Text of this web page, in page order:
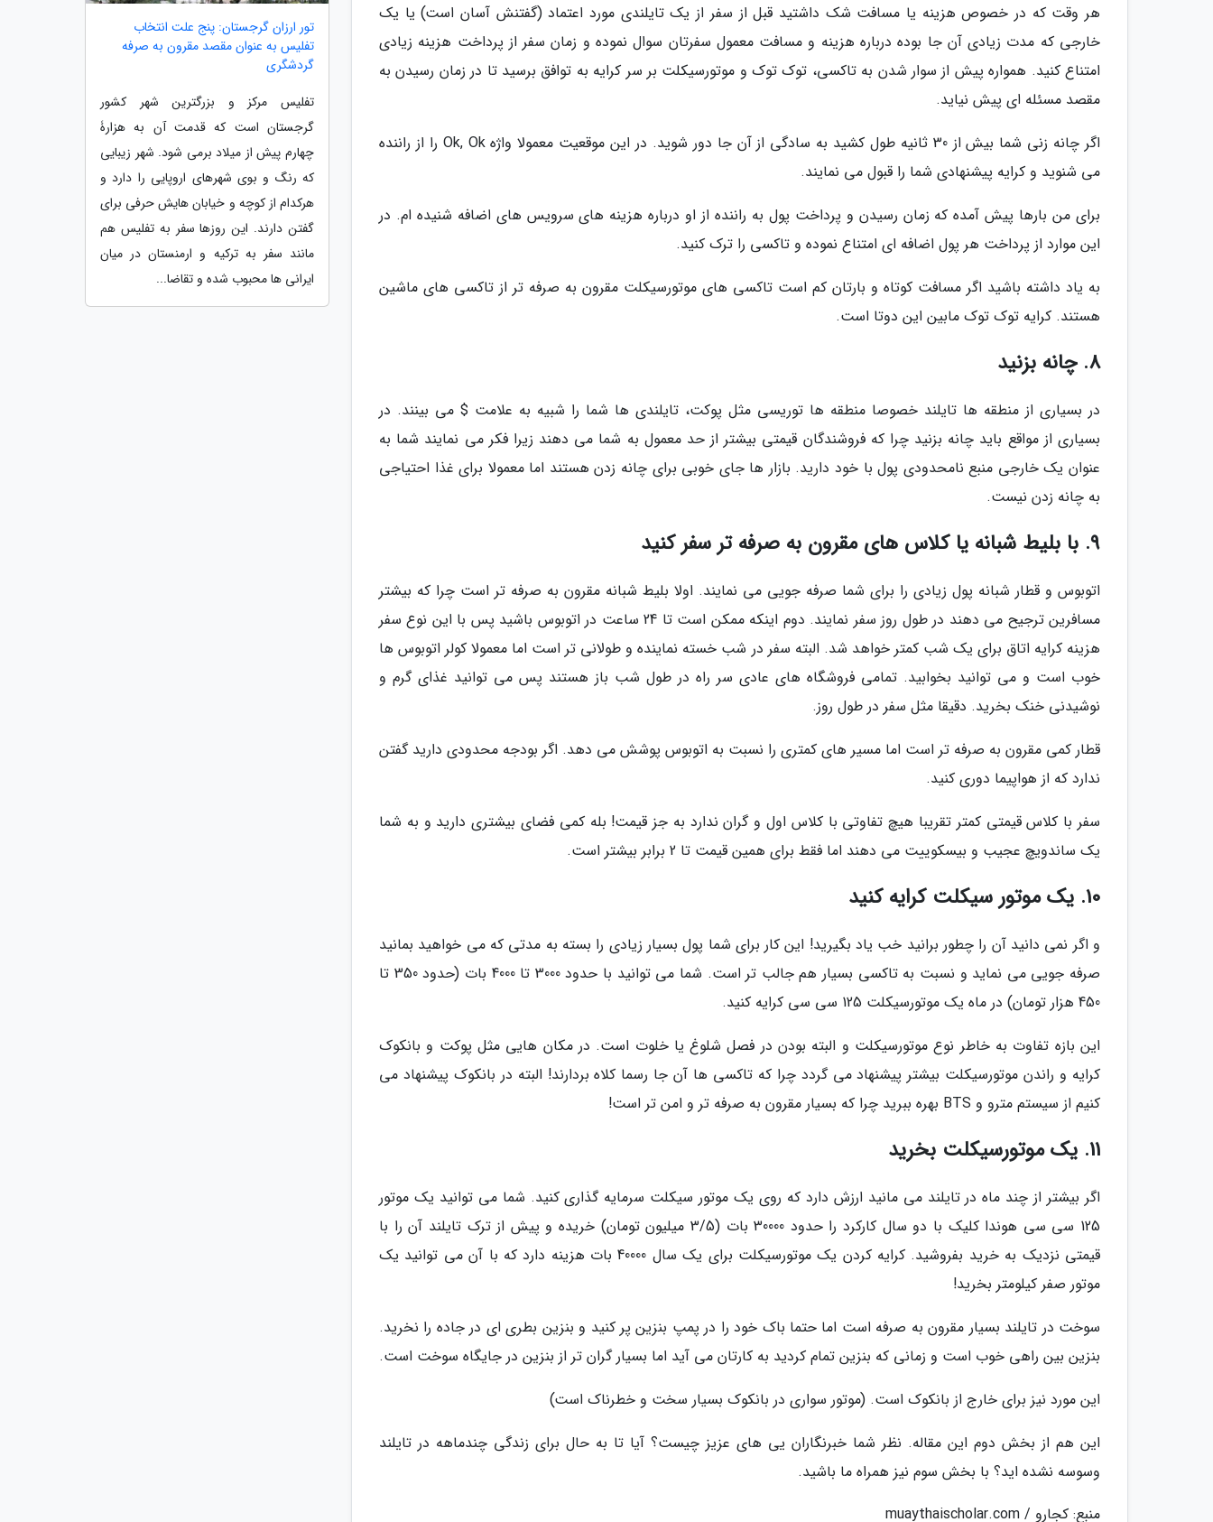
هر وقت که در خصوص هزینه یا مسافت شک داشتید قبل از سفر از یک تایلندی مورد اعتماد (گفتنش آسان است) یا یک
خارجی که مدت زیادی آن جا بوده درباره هزینه و مسافت معمول سفرتان سوال نموده و زمان سفر از پرداخت هزینه زیادی
امتناع کنید. همواره پیش از سوار شدن به تاکسی، توک توک و موتورسیکلت بر سر کرایه به توافق برسید تا در زمان رسیدن به
مقصد مسئله ای پیش نیاید.
اگر چانه زنی شما بیش از 30 ثانیه طول کشید به سادگی از آن جا دور شوید. در این موقعیت معمولا واژه Ok, Ok را از راننده
می شنوید و کرایه پیشنهادی شما را قبول می نمایند.
برای من بارها پیش آمده که زمان رسیدن و پرداخت پول به راننده از او درباره هزینه های سرویس های اضافه شنیده ام. در
این موارد از پرداخت هر پول اضافه ای امتناع نموده و تاکسی را ترک کنید.
به یاد داشته باشید اگر مسافت کوتاه و بارتان کم است تاکسی های موتورسیکلت مقرون به صرفه تر از تاکسی های ماشین
هستند. کرایه توک توک مابین این دوتا است.
8. چانه بزنید
در بسیاری از منطقه ها تایلند خصوصا منطقه ها توریسی مثل پوکت، تایلندی ها شما را شبیه به علامت $ می بینند. در
بسیاری از مواقع باید چانه بزنید چرا که فروشندگان قیمتی بیشتر از حد معمول به شما می دهند زیرا فکر می نمایند شما به
عنوان یک خارجی منبع نامحدودی پول با خود دارید. بازار ها جای خوبی برای چانه زدن هستند اما معمولا برای غذا احتیاجی
به چانه زدن نیست.
9. با بلیط شبانه یا کلاس های مقرون به صرفه تر سفر کنید
اتوبوس و قطار شبانه پول زیادی را برای شما صرفه جویی می نمایند. اولا بلیط شبانه مقرون به صرفه تر است چرا که بیشتر
مسافرین ترجیح می دهند در طول روز سفر نمایند. دوم اینکه ممکن است تا 24 ساعت در اتوبوس باشید پس با این نوع سفر
هزینه کرایه اتاق برای یک شب کمتر خواهد شد. البته سفر در شب خسته نماینده و طولانی تر است اما معمولا کولر اتوبوس ها
خوب است و می توانید بخوابید. تمامی فروشگاه های عادی سر راه در طول شب باز هستند پس می توانید غذای گرم و
نوشیدنی خنک بخرید. دقیقا مثل سفر در طول روز.
قطار کمی مقرون به صرفه تر است اما مسیر های کمتری را نسبت به اتوبوس پوشش می دهد. اگر بودجه محدودی دارید گفتن
ندارد که از هواپیما دوری کنید.
سفر با کلاس قیمتی کمتر تقریبا هیچ تفاوتی با کلاس اول و گران ندارد به جز قیمت! بله کمی فضای بیشتری دارید و به شما
یک ساندویچ عجیب و بیسکوییت می دهند اما فقط برای همین قیمت تا 2 برابر بیشتر است.
10. یک موتور سیکلت کرایه کنید
و اگر نمی دانید آن را چطور برانید خب یاد بگیرید! این کار برای شما پول بسیار زیادی را بسته به مدتی که می خواهید بمانید
صرفه جویی می نماید و نسبت به تاکسی بسیار هم جالب تر است. شما می توانید با حدود 3000 تا 4000 بات (حدود 350 تا
450 هزار تومان) در ماه یک موتورسیکلت 125 سی سی کرایه کنید.
این بازه تفاوت به خاطر نوع موتورسیکلت و البته بودن در فصل شلوغ یا خلوت است. در مکان هایی مثل پوکت و بانکوک
کرایه و راندن موتورسیکلت بیشتر پیشنهاد می گردد چرا که تاکسی ها آن جا رسما کلاه بردارند! البته در بانکوک پیشنهاد می
کنیم از سیستم مترو و BTS بهره ببرید چرا که بسیار مقرون به صرفه تر و امن تر است!
11. یک موتورسیکلت بخرید
اگر بیشتر از چند ماه در تایلند می مانید ارزش دارد که روی یک موتور سیکلت سرمایه گذاری کنید. شما می توانید یک موتور
125 سی سی هوندا کلیک با دو سال کارکرد را حدود 30000 بات (3/5 میلیون تومان) خریده و پیش از ترک تایلند آن را با
قیمتی نزدیک به خرید بفروشید. کرایه کردن یک موتورسیکلت برای یک سال 40000 بات هزینه دارد که با آن می توانید یک
موتور صفر کیلومتر بخرید!
سوخت در تایلند بسیار مقرون به صرفه است اما حتما باک خود را در پمپ بنزین پر کنید و بنزین بطری ای در جاده را نخرید.
بنزین بین راهی خوب است و زمانی که بنزین تمام کردید به کارتان می آید اما بسیار گران تر از بنزین در جایگاه سوخت است.
این مورد نیز برای خارج از بانکوک است. (موتور سواری در بانکوک بسیار سخت و خطرناک است)
این هم از بخش دوم این مقاله. نظر شما خبرنگاران یی های عزیز چیست؟ آیا تا به حال برای زندگی چندماهه در تایلند
وسوسه نشده اید؟ با بخش سوم نیز همراه ما باشید.
منبع: کجارو / muaythaischolar.com
تور ارزان گرجستان: پنج علت انتخاب
تفلیس به عنوان مقصد مقرون به صرفه
گردشگری
تفلیس مرکز و بزرگترین شهر کشور
گرجستان است که قدمت آن به هزارۀ
چهارم پیش از میلاد برمی شود. شهر زیبایی
که رنگ و بوی شهرهای اروپایی را دارد و
هرکدام از کوچه و خیابان هایش حرفی برای
گفتن دارند. این روزها سفر به تفلیس هم
مانند سفر به ترکیه و ارمنستان در میان
ایرانی ها محبوب شده و تقاضا...